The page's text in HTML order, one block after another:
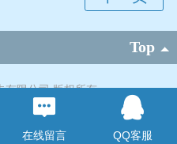
Top
有限公司 版权所有
术支持 | 电脑版
在线留言 QQ客服